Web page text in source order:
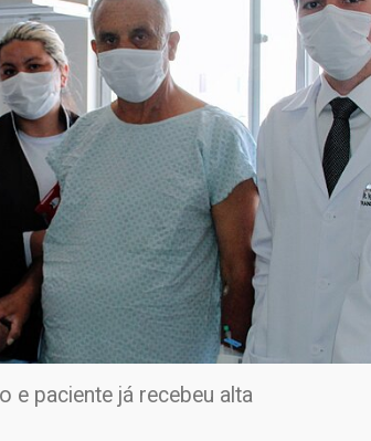
e paciente já recebeu alta